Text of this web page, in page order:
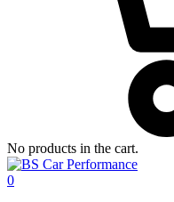
No products in the cart.
0